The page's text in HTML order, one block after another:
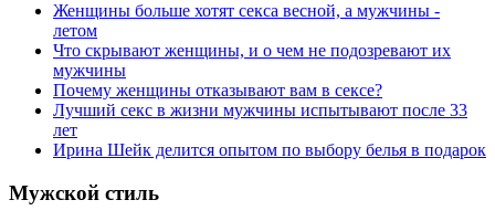
Женщины больше хотят секса весной, а мужчины -
летом
Что скрывают женщины, и о чем не подозревают их
мужчины
Почему женщины отказывают вам в сексе?
Лучший секс в жизни мужчины испытывают после 33
лет
Ирина Шейк делится опытом по выбору белья в подарок
Мужской стиль